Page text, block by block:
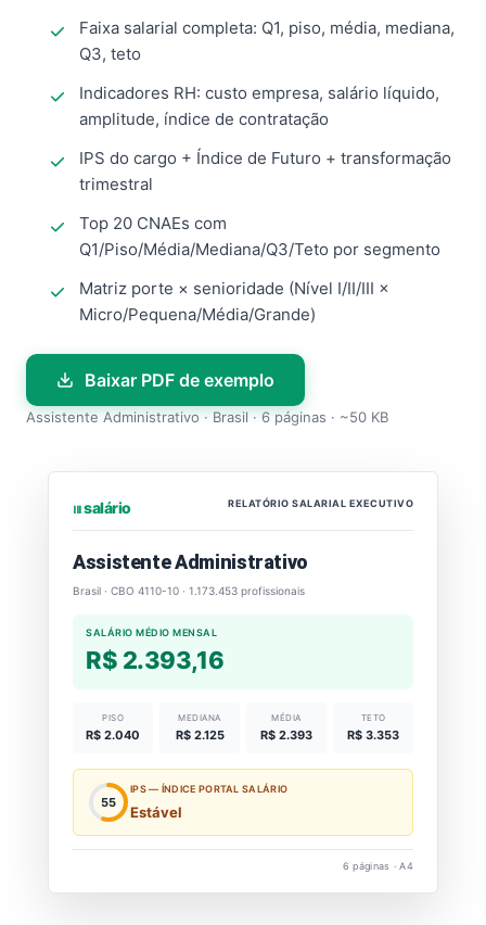
Faixa salarial completa: Q1, piso, média, mediana,
Q3, teto
Indicadores RH: custo empresa, salário líquido,
amplitude, índice de contratação
IPS do cargo + Índice de Futuro + transformação
trimestral
Top 20 CNAEs com
Q1/Piso/Média/Mediana/Q3/Teto por segmento
Matriz porte × senioridade (Nível I/II/III ×
Micro/Pequena/Média/Grande)
Baixar PDF de exemplo
Assistente Administrativo · Brasil · 6 páginas · ~50 KB
⏐⏐⏐ salário RELATÓRIO SALARIAL EXECUTIVO
Assistente Administrativo
Brasil · CBO 4110-10 · 1.173.453 profissionais
SALÁRIO MÉDIO MENSAL
R$ 2.393,16
PISO
R$ 2.040
MEDIANA
R$ 2.125
MÉDIA
R$ 2.393
TETO
R$ 3.353
55
IPS — ÍNDICE PORTAL SALÁRIO
Estável
6 páginas · A4